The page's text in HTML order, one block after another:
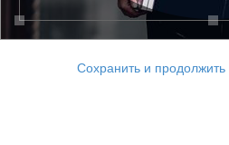
Сохранить и продолжить